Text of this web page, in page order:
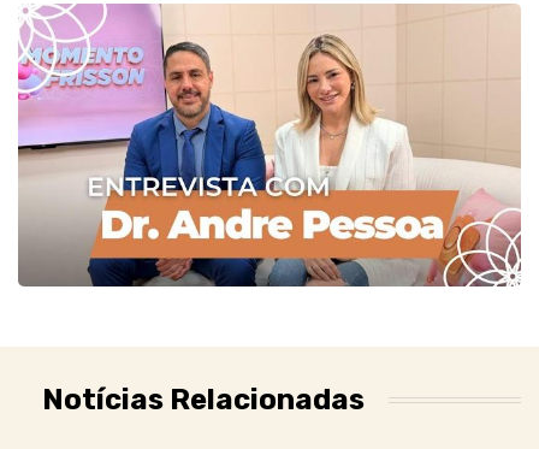
Notícias Relacionadas